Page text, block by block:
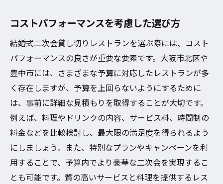
コストパフォーマンスを考慮した選び方
結婚式二次会貸し切りレストランを選ぶ際には、コスト
パフォーマンスの良さが重要な要素です。大阪市北区や
豊中市には、さまざまな予算に対応したレストランが多
く存在しますが、予算を上回らないようにするために
は、事前に詳細な見積もりを取得することが大切です。
例えば、料理やドリンクの内容、サービス料、時間制の
料金などを比較検討し、最大限の満足度を得られるよう
にしましょう。また、特別なプランやキャンペーンを利
用することで、予算内でより豪華な二次会を実現するこ
とも可能です。質の高いサービスと料理を提供するレス